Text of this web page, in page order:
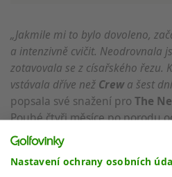
„Jakmile mi to bylo dovoleno,
a intenzivně cvičit. Neodrovnala
zotavovala se z císařského řezu.
vstávala dříve než Crewa šest
popsala své snažení pro The
Pouhé čtyři měsíce po porodu
Quintana Roo
inspirací pro mnoho maminek.
Nastavení ochrany osobních